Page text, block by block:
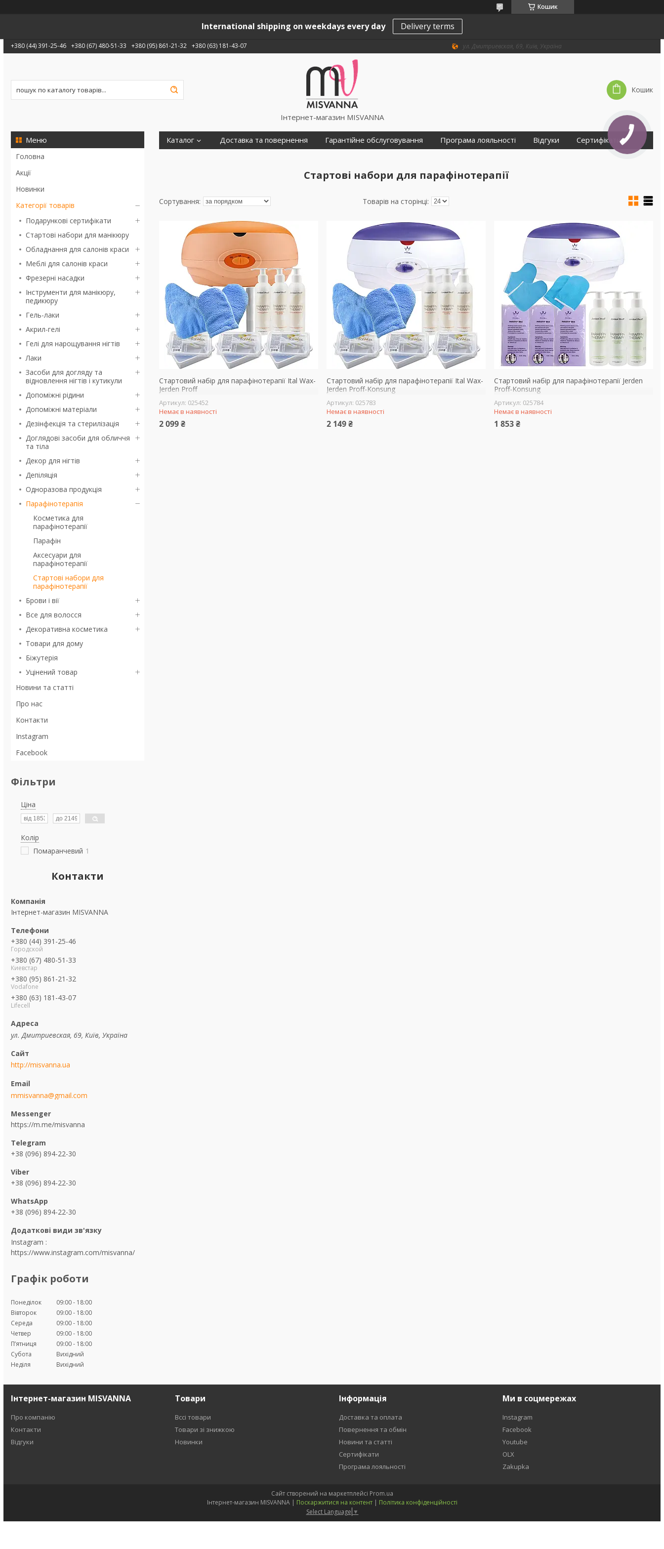
Кошик
International shipping on weekdays every day Delivery terms
+380 (44) 391-25-46 +380 (67) 480-51-33 +380 (95) 861-21-32 +380 (63) 181-43-07 ул. Дмитриевская, 69, Київ, Україна
Інтернет-магазин MISVANNA
Кошик
Головна
Акції
Новинки
Категорії товарів
Подарункові сертифікати
Стартові набори для манікюру
Обладнання для салонів краси
Меблі для салонів краси
Фрезерні насадки
Інструменти для манікюру,
педикюру
Гель-лаки
Акрил-гелі
Гелі для нарощування нігтів
Лаки
Засоби для догляду та
відновлення нігтів і кутикули
Допоміжні рідини
Допоміжні матеріали
Дезінфекція та стерилізація
Доглядові засоби для обличчя
та тіла
Декор для нігтів
Депіляція
Одноразова продукція
Парафінотерапія
Косметика для
парафінотерапії
Парафін
Аксесуари для
парафінотерапії
Стартові набори для
парафінотерапії
Брови і вії
Все для волосся
Декоративна косметика
Товари для дому
Біжутерія
Уцінений товар
Новини та статті
Про нас
Контакти
Instagram
Facebook
Фільтри
Ціна
Колір
Помаранчевий 1
Контакти
Інтернет-магазин MISVANNA
+380 (44) 391-25-46
Городской
+380 (67) 480-51-33
Киевстар
+380 (95) 861-21-32
Vodafone
+380 (63) 181-43-07
Lifecell
ул. Дмитриевская, 69, Київ, Україна
http://misvanna.ua
mmisvanna@gmail.com
https://m.me/misvanna
+38 (096) 894-22-30
+38 (096) 894-22-30
+38 (096) 894-22-30
Instagram
https://www.instagram.com/misvanna/
Графік роботи
Понеділок 09:00
18:00
Вівторок
09:00
18:00
Середа
09:00
18:00
Четвер
09:00
18:00
Пʼятниця
09:00
18:00
Субота
Вихідний
Неділя
Вихідний
Каталог Доставка та повернення Гарантійне обслуговування Програма лояльності Відгуки Сертифікати
Стартові набори для парафінотерапії
Стартовий набір для парафінотерапії Ital Wax-
Jerden Proff
025452
Немає в наявності
2 099 ₴
Стартовий набір для парафінотерапії Ital Wax-
Jerden Proff-Konsung
025783
Немає в наявності
2 149 ₴
Стартовий набір для парафінотерапії Jerden
Proff-Konsung
025784
Немає в наявності
1 853 ₴
Інтернет-магазин MISVANNA
Про компанію
Контакти
Відгуки
Товари
Вссі товари
Товари зі знижкою
Новинки
Інформація
Доставка та оплата
Повернення та обмін
Новини та статті
Сертифікати
Програма лояльності
Ми в соцмережах
Instagram
Facebook
Youtube
OLX
Zakupka
Сайт створений на маркетплейсі Prom.ua
Інтернет-магазин MISVANNA | Поскаржитися на контент | Політика конфіденційності
Select Language ▼